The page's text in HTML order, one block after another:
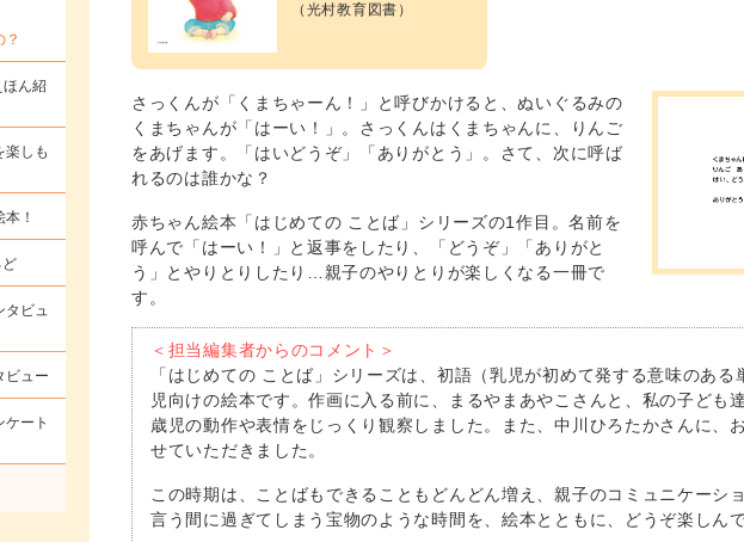
（光村教育図書）
さっくんが「くまちゃーん！」と呼びかけると、ぬいぐるみの
くまちゃんが「はーい！」。さっくんはくまちゃんに、りんご
をあげます。「はいどうぞ」「ありがとう」。さて、次に呼ば
れるのは誰かな？
赤ちゃん絵本「はじめての ことば」シリーズの1作目。名前を
呼んで「はーい！」と返事をしたり、「どうぞ」「ありがと
う」とやりとりしたり…親子のやりとりが楽しくなる一冊で
す。
＜担当編集者からのコメント＞
「はじめての ことば」シリーズは、初語（乳児が初めて発する意味のあ
児向けの絵本です。作画に入る前に、まるやまあやこさんと、私の子ども
歳児の動作や表情をじっくり観察しました。また、中川ひろたかさんに、
せていただきました。
この時期は、ことばもできることもどんどん増え、親子のコミュニケーシ
言う間に過ぎてしまう宝物のような時間を、絵本とともに、どうぞ楽しん
？
ほん紹
楽しも
！
ど
タビュ
ビュー
ケート